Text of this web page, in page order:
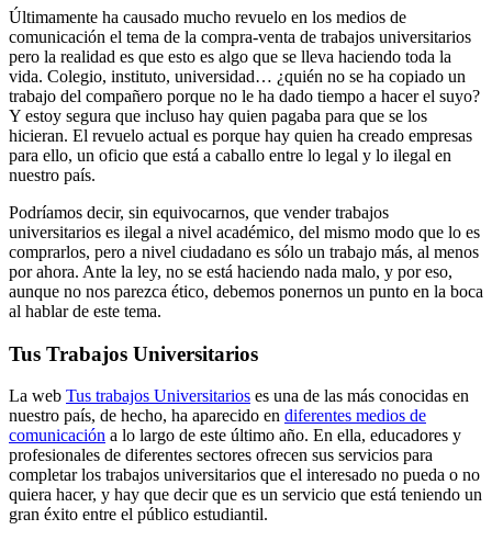
Últimamente ha causado mucho revuelo en los medios de
comunicación el tema de la compra-venta de trabajos universitarios
pero la realidad es que esto es algo que se lleva haciendo toda la
vida. Colegio, instituto, universidad… ¿quién no se ha copiado un
trabajo del compañero porque no le ha dado tiempo a hacer el suyo?
Y estoy segura que incluso hay quien pagaba para que se los
hicieran. El revuelo actual es porque hay quien ha creado empresas
para ello, un oficio que está a caballo entre lo legal y lo ilegal en
nuestro país.
Podríamos decir, sin equivocarnos, que vender trabajos
universitarios es ilegal a nivel académico, del mismo modo que lo es
comprarlos, pero a nivel ciudadano es sólo un trabajo más, al menos
por ahora. Ante la ley, no se está haciendo nada malo, y por eso,
aunque no nos parezca ético, debemos ponernos un punto en la boca
al hablar de este tema.
Tus Trabajos Universitarios
La web Tus trabajos Universitarios es una de las más conocidas en
nuestro país, de hecho, ha aparecido en diferentes medios de
comunicación a lo largo de este último año. En ella, educadores y
profesionales de diferentes sectores ofrecen sus servicios para
completar los trabajos universitarios que el interesado no pueda o no
quiera hacer, y hay que decir que es un servicio que está teniendo un
gran éxito entre el público estudiantil.